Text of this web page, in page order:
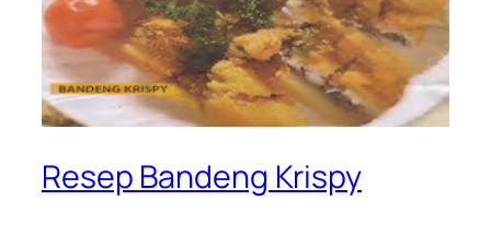
Resep Bandeng Krispy